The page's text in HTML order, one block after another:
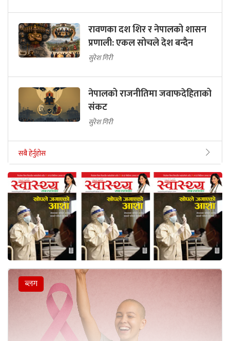
रावणका दश शिर र नेपालको शासन
प्रणाली: एकल सोचले देश बन्दैन
सुरेश गिरी
नेपालको राजनीतिमा जवाफदेहिताको
संकट
सुरेश गिरी
सबै हेर्नुहोस
ब्लग